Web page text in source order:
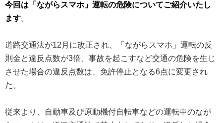
今回は「ながらスマホ」運転の危険についてご紹介いたし
ます。
道路交通法が12月に改正され、「ながらスマホ」運転の反
則金と違反点数が3倍、事故を起こすなど交通の危険を生じ
させた場合の違反点数は、免許停止となる6点に変更され
た。
従来より、自動車及び原動機付自転車などの運転中のなが